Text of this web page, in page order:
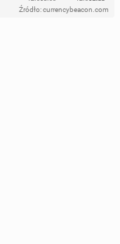
Źródło: currencybeacon.com